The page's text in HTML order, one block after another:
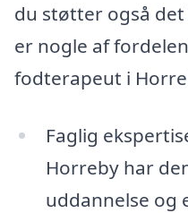
du støtter også
er nogle af
fodterapeut i
Faglig
Horreby har
uddannelse og